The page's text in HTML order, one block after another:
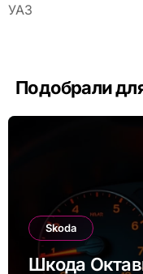
УАЗ
Подобрали
Skoda
Шкода